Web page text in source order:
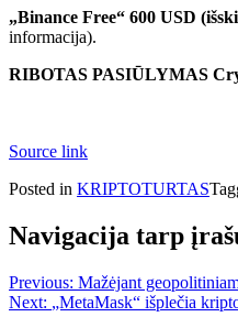
„Binance Free“ 600 USD
informacija).
RIBOTAS PASIŪLYMAS
Source link
Posted in KRIPTOTURTAS
Navigacija tarp
Previous: Mažėjant
Next: „MetaMask“ išplečia